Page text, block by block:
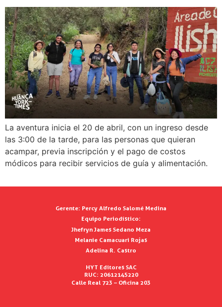
La aventura inicia el 20 de abril, con un ingreso desde
las 3:00 de la tarde, para las personas que quieran
acampar, previa inscripción y el pago de costos
módicos para recibir servicios de guía y alimentación.
Gerente: Percy Alfredo Salomé Medina
Equipo Periodístico:
Jhefryn James Sedano Meza
Melanie Camacuari Rojas
Adelina R. Castro
HYT Editores SAC
RUC: 20612145220
Calle Real 723 – Oficina 203